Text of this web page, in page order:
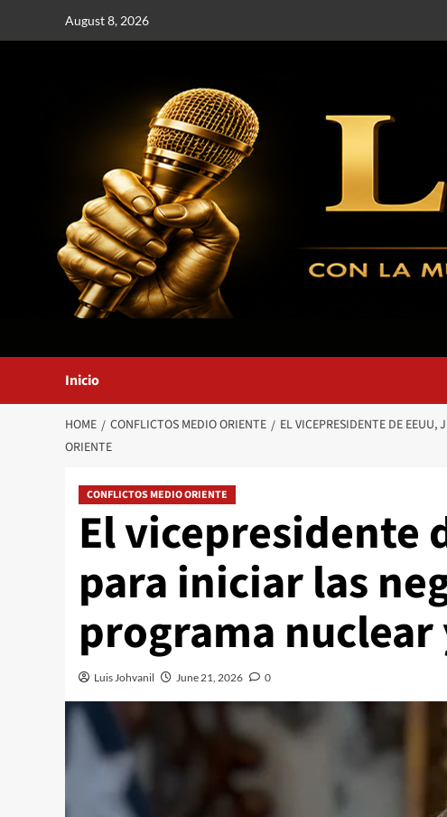
August 8, 2026
Inicio
HOME CONFLICTOS MEDIO ORIENTE
EL VICEPRESIDENTE DE EEUU,
ORIENTE
CONFLICTOS MEDIO ORIENTE
El vicepresidente
para iniciar las
programa nuclear
Luis Johvanil June 21, 2026 0